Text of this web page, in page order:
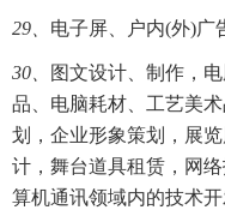
29、 电子屏、户内(外)广
30、
图文设计、制作，
品、电脑耗材、工艺美
划，企业形象策划，展
计，舞台道具租赁，网
算机通讯领域内的技术